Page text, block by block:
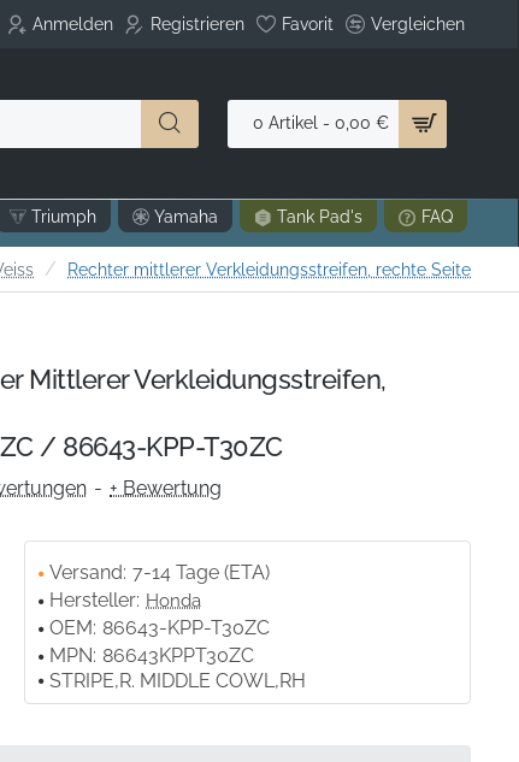
Anmelden Registrieren Favorit Vergleichen
0 Artikel - 0,00 €
Triumph Yamaha Tank Pad's FAQ
Rechter mittlerer Verkleidungsstreifen, rechte Seite
Mittlerer Verkleidungsstreifen,
/ 86643-KPP-T30ZC
- + Bewertung
Versand: 7-14 Tage (ETA)
Hersteller: Honda
OEM: 86643-KPP-T30ZC
MPN: 86643KPPT30ZC
STRIPE,R. MIDDLE COWL,RH